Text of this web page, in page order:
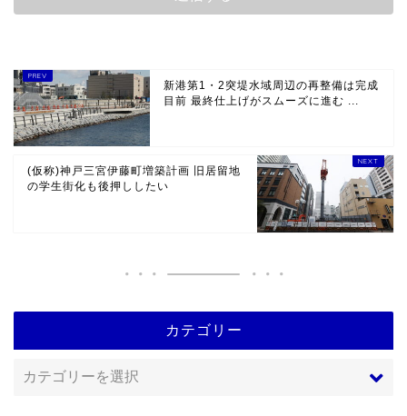
新港第1・2突堤水域周辺の再整備は完成
目前 最終仕上げがスムーズに進む ...
(仮称)神戸三宮伊藤町増築計画 旧居留地
の学生街化も後押ししたい
カテゴリー